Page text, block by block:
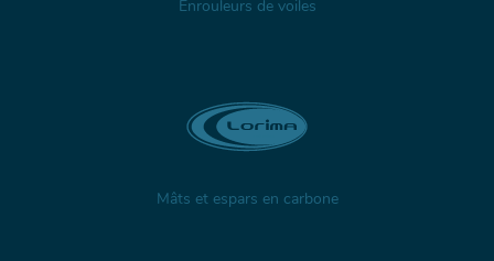
Enrouleurs de voiles
Mâts et espars en carbone